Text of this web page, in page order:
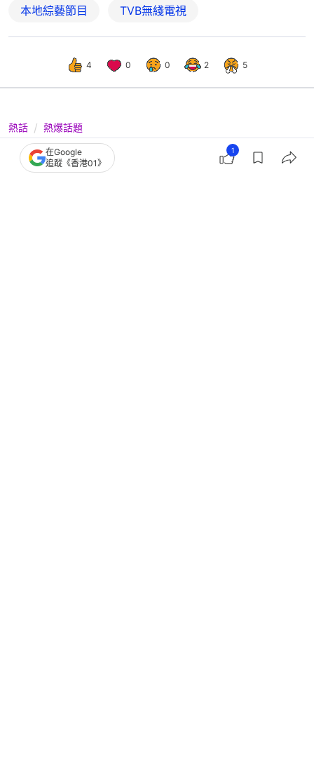
本地綜藝節目 TVB無綫電視
4 0 0 2 5
熱話 熱爆話題
日本關西深度遊｜奈良深山藏「曱甴
神」 滅蟲公司供奉蟑螂像25年
在Google
追蹤《香港01》
1